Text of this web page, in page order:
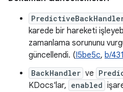
karede bir hareketi
zamanlama sorununu
güncellendi. (I5be5c, b/
BackHandler ve
KDocs'lar, enabled